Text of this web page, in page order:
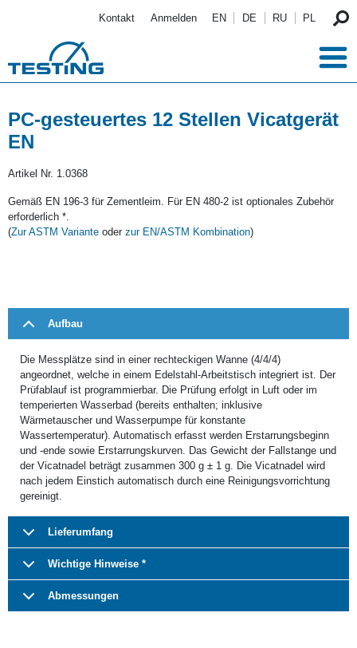
Kontakt Anmelden EN DE RU PL
PC-gesteuertes 12 Stellen Vicatgerät
EN
Artikel Nr. 1.0368
Gemäß EN 196-3 für Zementleim. Für EN 480-2 ist optionales Zubehör
erforderlich *.
(Zur ASTM Variante oder zur EN/ASTM Kombination)
Aufbau
Die Messplätze sind in einer rechteckigen Wanne (4/4/4)
angeordnet, welche in einem Edelstahl-Arbeitstisch integriert ist. Der
Prüfablauf ist programmierbar. Die Prüfung erfolgt in Luft oder im
temperierten Wasserbad (bereits enthalten; inklusive
Wärmetauscher und Wasserpumpe für konstante
Wassertemperatur). Automatisch erfasst werden Erstarrungsbeginn
und -ende sowie Erstarrungskurven. Das Gewicht der Fallstange und
der Vicatnadel beträgt zusammen 300 g ± 1 g. Die Vicatnadel wird
nach jedem Einstich automatisch durch eine Reinigungsvorrichtung
gereinigt.
Lieferumfang
Wichtige Hinweise *
Abmessungen